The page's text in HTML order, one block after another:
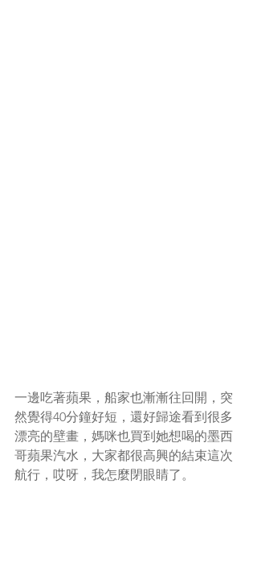
一邊吃著蘋果，船家也漸漸往回開，突
然覺得40分鐘好短，還好歸途看到很多
漂亮的壁畫，媽咪也買到她想喝的墨西
哥蘋果汽水，大家都很高興的結束這次
航行，哎呀，我怎麼閉眼睛了。